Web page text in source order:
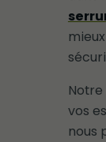
vos
nous